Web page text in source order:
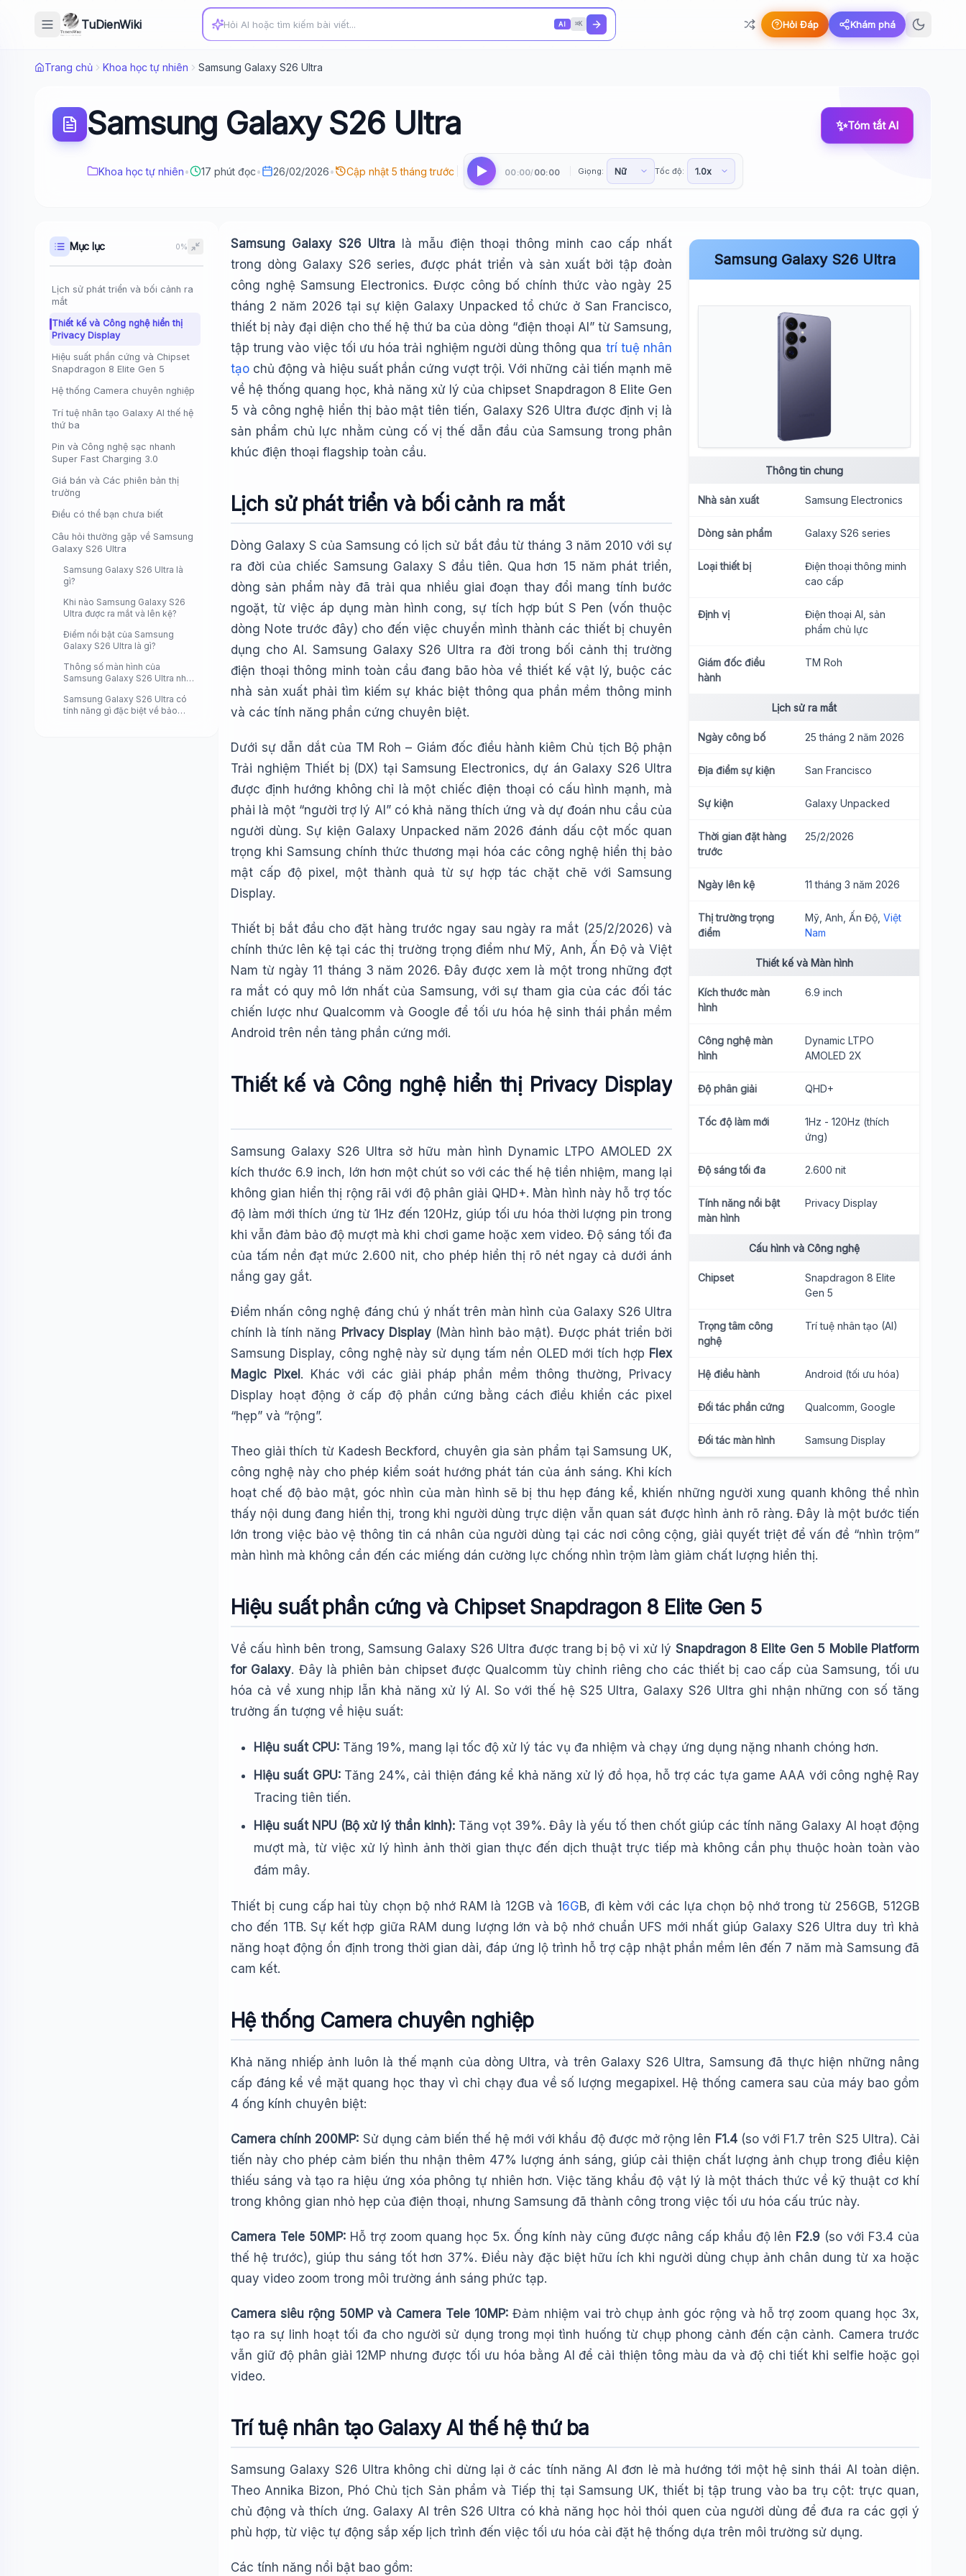
TuDienWiki AI ⌘K Hỏi Đáp Khám phá
Trang chủ Khoa học tự nhiên Samsung Galaxy S26 Ultra
Samsung Galaxy S26 Ultra
Khoa học tự nhiên• 17 phút đọc• 26/02/2026• Cập nhật 5 tháng trước 00:00/ 00:00 Giọng: Tốc độ:
✨Tóm tắt AI
Mục lục 0%
Lịch sử phát triển và bối cảnh ra
mắt
Thiết kế và Công nghệ hiển thị
Privacy Display
Hiệu suất phần cứng và Chipset
Snapdragon 8 Elite Gen 5
Hệ thống Camera chuyên nghiệp
Trí tuệ nhân tạo Galaxy AI thế hệ
thứ ba
Pin và Công nghệ sạc nhanh
Super Fast Charging 3.0
Giá bán và Các phiên bản thị
trường
Điều có thể bạn chưa biết
Câu hỏi thường gặp về Samsung
Galaxy S26 Ultra
Samsung Galaxy S26 Ultra là
gì?
Khi nào Samsung Galaxy S26
Ultra được ra mắt và lên kệ?
Điểm nổi bật của Samsung
Galaxy S26 Ultra là gì?
Thông số màn hình của
Samsung Galaxy S26 Ultra như
Samsung Galaxy S26 Ultra có
tính năng gì đặc biệt về bảo
Samsung Galaxy S26 Ultra
Thông tin chung
Nhà sản xuất Samsung Electronics
Dòng sản phẩm Galaxy S26 series
Loại thiết bị
Điện thoại thông minh
cao cấp
Định vị
Điện thoại AI, sản
phẩm chủ lực
Giám đốc điều
hành
TM Roh
Lịch sử ra mắt
Ngày công bố 25 tháng 2 năm 2026
Địa điểm sự kiện San Francisco
Sự kiện Galaxy Unpacked
Thời gian đặt hàng
trước
25/2/2026
Ngày lên kệ 11 tháng 3 năm 2026
Thị trường trọng
điểm
Mỹ, Anh, Ấn Độ, Việt
Nam
Thiết kế và Màn hình
Kích thước màn
hình
6.9 inch
Công nghệ màn
hình
Dynamic LTPO
AMOLED 2X
Độ phân giải QHD+
Tốc độ làm mới
1Hz - 120Hz (thích
ứng)
Độ sáng tối đa 2.600 nit
Tính năng nổi bật
màn hình
Privacy Display
Cấu hình và Công nghệ
Chipset
Snapdragon 8 Elite
Gen 5
Trọng tâm công
nghệ
Trí tuệ nhân tạo (AI)
Hệ điều hành Android (tối ưu hóa)
Đối tác phần cứng Qualcomm, Google
Đối tác màn hình Samsung Display
Samsung Galaxy S26 Ultralà mẫu điện thoại thông minh cao cấp nhất
trong dòng Galaxy S26 series, được phát triển và sản xuất bởi tập đoàn
công nghệ Samsung Electronics. Được công bố chính thức vào ngày 25
tháng 2 năm 2026 tại sự kiện Galaxy Unpacked tổ chức ở San Francisco,
thiết bị này đại diện cho thế hệ thứ ba của dòng “điện thoại AI” từ Samsung,
tập trung vào việc tối ưu hóa trải nghiệm người dùng thông qua trí tuệ nhân
tạo chủ động và hiệu suất phần cứng vượt trội. Với những cải tiến mạnh mẽ
về hệ thống quang học, khả năng xử lý của chipset Snapdragon 8 Elite Gen
5 và công nghệ hiển thị bảo mật tiên tiến, Galaxy S26 Ultra được định vị là
sản phẩm chủ lực nhằm củng cố vị thế dẫn đầu của Samsung trong phân
khúc điện thoại flagship toàn cầu.
Lịch sử phát triển và bối cảnh ra mắt
Dòng Galaxy S của Samsung có lịch sử bắt đầu từ tháng 3 năm 2010 với sự
ra đời của chiếc Samsung Galaxy S đầu tiên. Qua hơn 15 năm phát triển,
dòng sản phẩm này đã trải qua nhiều giai đoạn thay đổi mang tính bước
ngoặt, từ việc áp dụng màn hình cong, sự tích hợp bút S Pen (vốn thuộc
dòng Note trước đây) cho đến việc chuyển mình thành các thiết bị chuyên
dụng cho AI. Samsung Galaxy S26 Ultra ra đời trong bối cảnh thị trường
điện thoại thông minh toàn cầu đang bão hòa về thiết kế vật lý, buộc các
nhà sản xuất phải tìm kiếm sự khác biệt thông qua phần mềm thông minh
và các tính năng phần cứng chuyên biệt.
Dưới sự dẫn dắt của TM Roh – Giám đốc điều hành kiêm Chủ tịch Bộ phận
Trải nghiệm Thiết bị (DX) tại Samsung Electronics, dự án Galaxy S26 Ultra
được định hướng không chỉ là một chiếc điện thoại có cấu hình mạnh, mà
phải là một “người trợ lý AI” có khả năng thích ứng và dự đoán nhu cầu của
người dùng. Sự kiện Galaxy Unpacked năm 2026 đánh dấu cột mốc quan
trọng khi Samsung chính thức thương mại hóa các công nghệ hiển thị bảo
mật cấp độ pixel, một thành quả từ sự hợp tác chặt chẽ với Samsung
Display.
Thiết bị bắt đầu cho đặt hàng trước ngay sau ngày ra mắt (25/2/2026) và
chính thức lên kệ tại các thị trường trọng điểm như Mỹ, Anh, Ấn Độ và Việt
Nam từ ngày 11 tháng 3 năm 2026. Đây được xem là một trong những đợt
ra mắt có quy mô lớn nhất của Samsung, với sự tham gia của các đối tác
chiến lược như Qualcomm và Google để tối ưu hóa hệ sinh thái phần mềm
Android trên nền tảng phần cứng mới.
Thiết kế và Công nghệ hiển thị Privacy Display
Samsung Galaxy S26 Ultra sở hữu màn hình Dynamic LTPO AMOLED 2X
kích thước 6.9 inch, lớn hơn một chút so với các thế hệ tiền nhiệm, mang lại
không gian hiển thị rộng rãi với độ phân giải QHD+. Màn hình này hỗ trợ tốc
độ làm mới thích ứng từ 1Hz đến 120Hz, giúp tối ưu hóa thời lượng pin trong
khi vẫn đảm bảo độ mượt mà khi chơi game hoặc xem video. Độ sáng tối đa
của tấm nền đạt mức 2.600 nit, cho phép hiển thị rõ nét ngay cả dưới ánh
nắng gay gắt.
Điểm nhấn công nghệ đáng chú ý nhất trên màn hình của Galaxy S26 Ultra
chính là tính năng Privacy Display(Màn hình bảo mật). Được phát triển bởi
Samsung Display, công nghệ này sử dụng tấm nền OLED mới tích hợp Flex
Magic Pixel . Khác với các giải pháp phần mềm thông thường, Privacy
Display hoạt động ở cấp độ phần cứng bằng cách điều khiển các pixel
“hẹp” và “rộng”.
Theo giải thích từ Kadesh Beckford, chuyên gia sản phẩm tại Samsung UK,
công nghệ này cho phép kiểm soát hướng phát tán của ánh sáng. Khi kích
hoạt chế độ bảo mật, góc nhìn của màn hình sẽ bị thu hẹp đáng kể, khiến những người xung quanh không thể nhìn
thấy nội dung đang hiển thị, trong khi người dùng trực diện vẫn quan sát được hình ảnh rõ ràng. Đây là một bước tiến
lớn trong việc bảo vệ thông tin cá nhân của người dùng tại các nơi công cộng, giải quyết triệt để vấn đề “nhìn trộm”
màn hình mà không cần đến các miếng dán cường lực chống nhìn trộm làm giảm chất lượng hiển thị.
Hiệu suất phần cứng và Chipset Snapdragon 8 Elite Gen 5
Về cấu hình bên trong, Samsung Galaxy S26 Ultra được trang bị bộ vi xử lý Snapdragon 8 Elite Gen 5 Mobile Platform
for Galaxy. Đây là phiên bản chipset được Qualcomm tùy chỉnh riêng cho các thiết bị cao cấp của Samsung, tối ưu
hóa cả về xung nhịp lẫn khả năng xử lý AI. So với thế hệ S25 Ultra, Galaxy S26 Ultra ghi nhận những con số tăng
trưởng ấn tượng về hiệu suất:
Hiệu suất CPU: Tăng 19%, mang lại tốc độ xử lý tác vụ đa nhiệm và chạy ứng dụng nặng nhanh chóng hơn.
Hiệu suất GPU:Tăng 24%, cải thiện đáng kể khả năng xử lý đồ họa, hỗ trợ các tựa game AAA với công nghệ Ray
Tracing tiên tiến.
Hiệu suất NPU (Bộ xử lý thần kinh): Tăng vọt 39%. Đây là yếu tố then chốt giúp các tính năng Galaxy AI hoạt động
mượt mà, từ việc xử lý hình ảnh thời gian thực đến dịch thuật trực tiếp mà không cần phụ thuộc hoàn toàn vào
đám mây.
Thiết bị cung cấp hai tùy chọn bộ nhớ RAM là 12GB và 1 6GB, đi kèm với các lựa chọn bộ nhớ trong từ 256GB, 512GB
cho đến 1TB. Sự kết hợp giữa RAM dung lượng lớn và bộ nhớ chuẩn UFS mới nhất giúp Galaxy S26 Ultra duy trì khả
năng hoạt động ổn định trong thời gian dài, đáp ứng lộ trình hỗ trợ cập nhật phần mềm lên đến 7 năm mà Samsung đã
cam kết.
Hệ thống Camera chuyên nghiệp
Khả năng nhiếp ảnh luôn là thế mạnh của dòng Ultra, và trên Galaxy S26 Ultra, Samsung đã thực hiện những nâng
cấp đáng kể về mặt quang học thay vì chỉ chạy đua về số lượng megapixel. Hệ thống camera sau của máy bao gồm
4 ống kính chuyên biệt:
Camera chính 200MP: Sử dụng cảm biến thế hệ mới với khẩu độ được mở rộng lên F1.4(so với F1.7 trên S25 Ultra). Cải
tiến này cho phép cảm biến thu nhận thêm 47% lượng ánh sáng, giúp cải thiện chất lượng ảnh chụp trong điều kiện
thiếu sáng và tạo ra hiệu ứng xóa phông tự nhiên hơn. Việc tăng khẩu độ vật lý là một thách thức về kỹ thuật cơ khí
trong không gian nhỏ hẹp của điện thoại, nhưng Samsung đã thành công trong việc tối ưu hóa cấu trúc này.
Camera Tele 50MP:Hỗ trợ zoom quang học 5x. Ống kính này cũng được nâng cấp khẩu độ lên F2.9 (so với F3.4 của
thế hệ trước), giúp thu sáng tốt hơn 37%. Điều này đặc biệt hữu ích khi người dùng chụp ảnh chân dung từ xa hoặc
quay video zoom trong môi trường ánh sáng phức tạp.
Camera siêu rộng 50MP và Camera Tele 10MP:Đảm nhiệm vai trò chụp ảnh góc rộng và hỗ trợ zoom quang học 3x,
tạo ra sự linh hoạt tối đa cho người sử dụng trong mọi tình huống từ chụp phong cảnh đến cận cảnh. Camera trước
vẫn giữ độ phân giải 12MP nhưng được tối ưu hóa bằng AI để cải thiện tông màu da và độ chi tiết khi selfie hoặc gọi
video.
Trí tuệ nhân tạo Galaxy AI thế hệ thứ ba
Samsung Galaxy S26 Ultra không chỉ dừng lại ở các tính năng AI đơn lẻ mà hướng tới một hệ sinh thái AI toàn diện.
Theo Annika Bizon, Phó Chủ tịch Sản phẩm và Tiếp thị tại Samsung UK, thiết bị tập trung vào ba trụ cột: trực quan,
chủ động và thích ứng. Galaxy AI trên S26 Ultra có khả năng học hỏi thói quen của người dùng để đưa ra các gợi ý
phù hợp, từ việc tự động sắp xếp lịch trình đến việc tối ưu hóa cài đặt hệ thống dựa trên môi trường sử dụng.
Các tính năng nổi bật bao gồm: